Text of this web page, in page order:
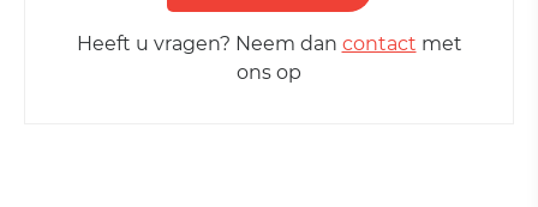
Heeft u vragen? Neem dan contact met
ons op